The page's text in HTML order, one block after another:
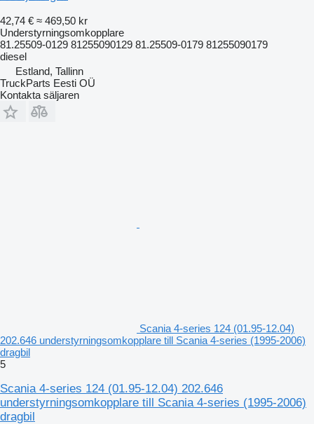
42,74 € ≈ 469,50 kr
Understyrningsomkopplare
81.25509-0129 81255090129 81.25509-0179 81255090179
diesel
Estland, Tallinn
TruckParts Eesti OÜ
Kontakta säljaren
Scania 4-series 124 (01.95-12.04)
202.646 understyrningsomkopplare till Scania 4-series (1995-2006)
dragbil
5
Scania 4-series 124 (01.95-12.04) 202.646
understyrningsomkopplare till Scania 4-series (1995-2006)
dragbil